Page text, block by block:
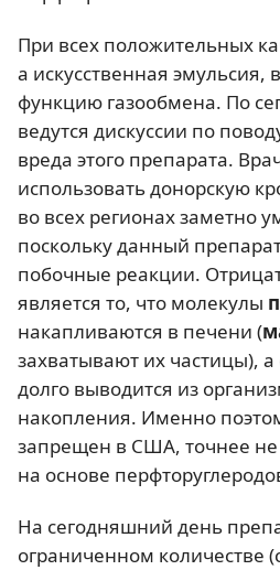
При всех положительных
а искусственная
функцию газообмена. По
ведутся дискуссии по
вреда этого препарата.
использовать донорскую
во всех регионах заметно
поскольку данный
побочные реакции.
является то, что молекулы
накапливаются в печени (
захватывают их частицы),
долго выводится из
накопления. Именно
запрещен в США, точнее
на основе
На сегодняшний день
ограниченном количестве